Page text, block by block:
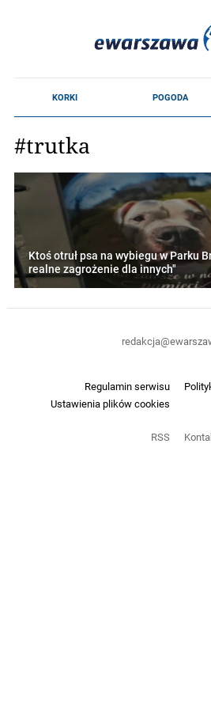
#trutka
Ktoś otruł psa na wybiegu w Parku
realne zagrożenie dla innych"
Regulamin serwisu
Ustawienia plików cookies
RSS